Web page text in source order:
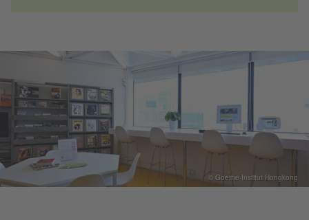
© Goethe-Institut Hongkong